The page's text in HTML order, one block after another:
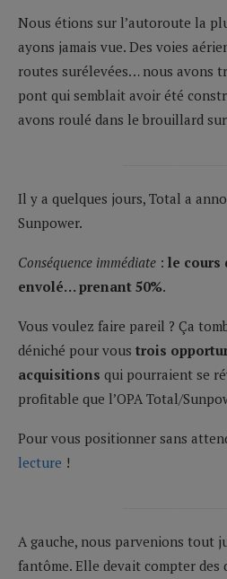
Nous étions sur l’autoroute la
ayons jamais vue. Des voies
routes surélevées… nous avons
pont qui semblait avoir été
avons roulé dans le brouillard
Il y a quelques jours, Total a
Sunpower.
Conséquence immédiate : le cours
envolé… prenant 50%.
Vous voulez faire pareil ? Ça
déniché pour vous trois
acquisitions qui pourraient se
profitable que l’OPA Total/
Pour vous positionner sans
lecture !
A gauche, nous parvenions tout
fantôme. Elle devait compter des